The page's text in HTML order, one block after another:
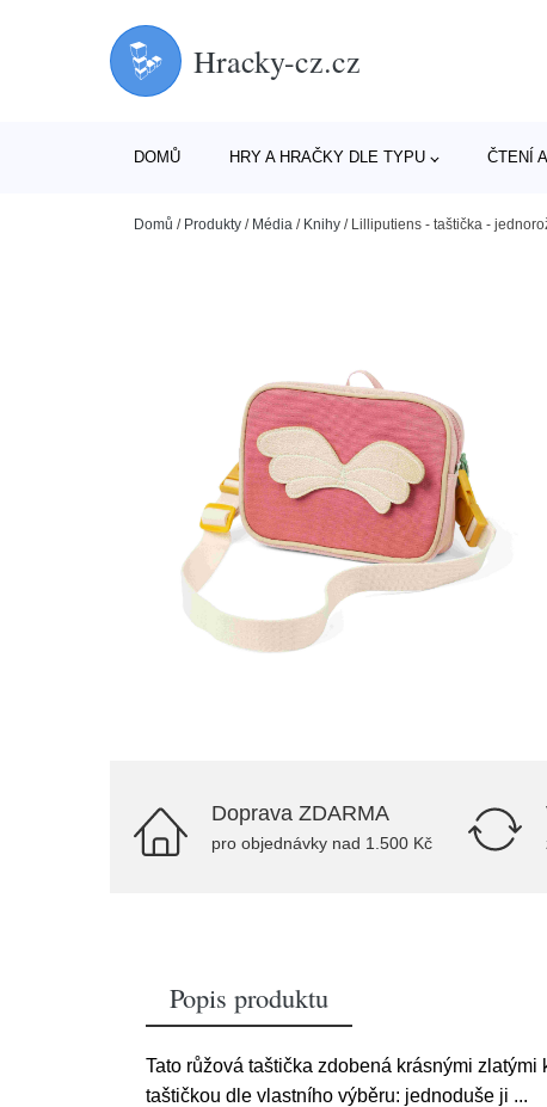
Hracky-cz.cz
DOMŮ HRY A HRAČKY DLE TYPU ČTENÍ
Domů / Produkty / Média / Knihy / Lilliputiens - taštička -
Doprava ZDARMA
pro objednávky nad 1.500 Kč
Popis produktu
Tato růžová taštička zdobená krásnými
taštičkou dle vlastního výběru: jednoduše ji ...